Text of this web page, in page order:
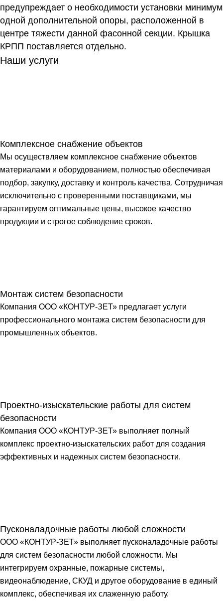
предупреждает о необходимости установки минимум
одной дополнительной опоры, расположенной в
центре тяжести данной фасонной секции. Крышка
КРПП поставляется отдельно.
Наши услуги
Комплексное снабжение объектов
Мы осуществляем комплексное снабжение объектов
материалами и оборудованием, полностью обеспечивая
подбор, закупку, доставку и контроль качества. Сотрудничая
исключительно с проверенными поставщиками, мы
гарантируем оптимальные цены, высокое качество
продукции и строгое соблюдение сроков.
Монтаж систем безопасности
Компания ООО «КОНТУР-ЗЕТ» предлагает услуги
профессионального монтажа систем безопасности для
промышленных объектов.
Проектно-изыскательские работы для систем
безопасности
Компания ООО «КОНТУР-ЗЕТ» выполняет полный
комплекс проектно-изыскательских работ для создания
эффективных и надежных систем безопасности.
Пусконаладочные работы любой сложности
ООО «КОНТУР-ЗЕТ» выполняет пусконаладочные работы
для систем безопасности любой сложности. Мы
интегрируем охранные, пожарные системы,
видеонаблюдение, СКУД и другое оборудование в единый
комплекс, обеспечивая их слаженную работу.